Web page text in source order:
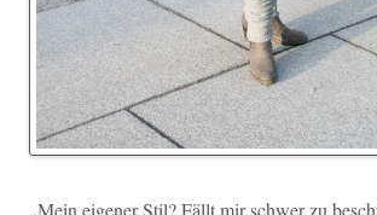
„Mein eigener Stil? Fällt mir schwer zu